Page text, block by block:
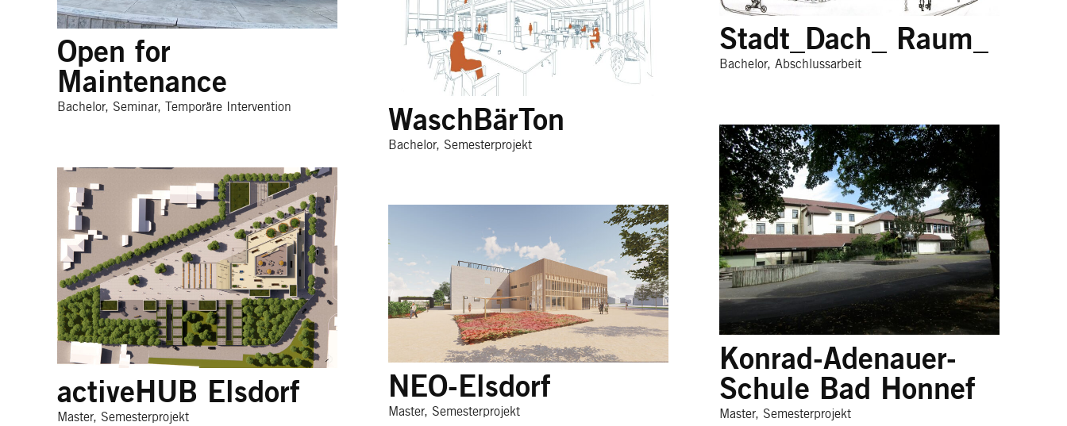
Open for
Maintenance
Bachelor, Seminar, Temporäre Intervention
Stadt_Dach_ Raum_
Bachelor, Abschlussarbeit
WaschBärTon
Bachelor, Semesterprojekt
Konrad-Adenauer-
Schule Bad Honnef
Master, Semesterprojekt
activeHUB Elsdorf
Master, Semesterprojekt
NEO-Elsdorf
Master, Semesterprojekt